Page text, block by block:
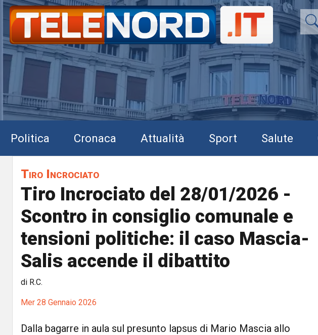
Politica Cronaca Attualità Sport Salute
Tiro Incrociato
Tiro Incrociato del 28/01/2026 -
Scontro in consiglio comunale e
tensioni politiche: il caso Mascia-
Salis accende il dibattito
di R.C.
Mer 28 Gennaio 2026
Dalla bagarre in aula sul presunto lapsus di Mario Mascia allo